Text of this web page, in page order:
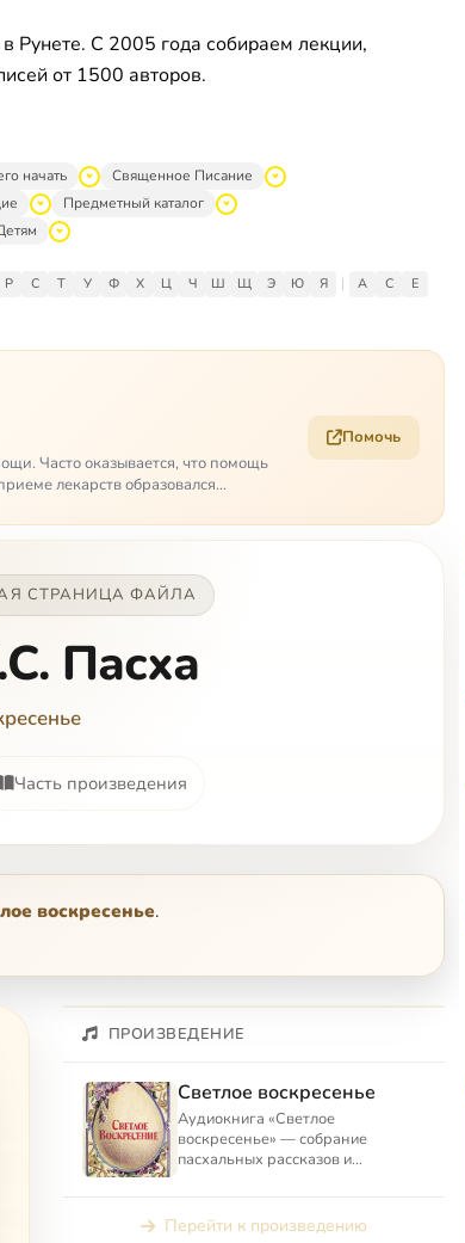
Рунете. С 2005 года собираем лекции,
от 1500 авторов.
начать
Священное Писание
Предметный каталог
Р С Т У Ф Х Ц Ч Ш Щ Э Ю Я | A C
E
Часто оказывается, что помощь
лекарств образовался
Помочь
СТРАНИЦА ФАЙЛА
Пасха
Часть произведения
воскресенье.
ПРОИЗВЕДЕНИЕ
Светлое воскресенье
Аудиокнига «Светлое
воскресенье» — собрание
пасхальных рассказов и
Перейти к произведению